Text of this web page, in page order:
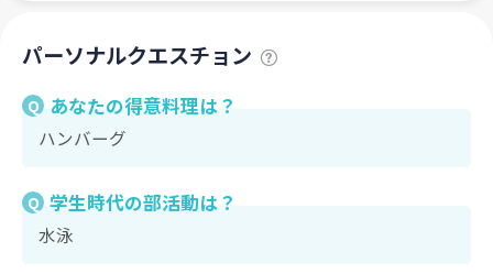
パーソナルクエスチョン
Q あなたの得意料理は？
ハンバーグ
Q 学生時代の部活動は？
水泳